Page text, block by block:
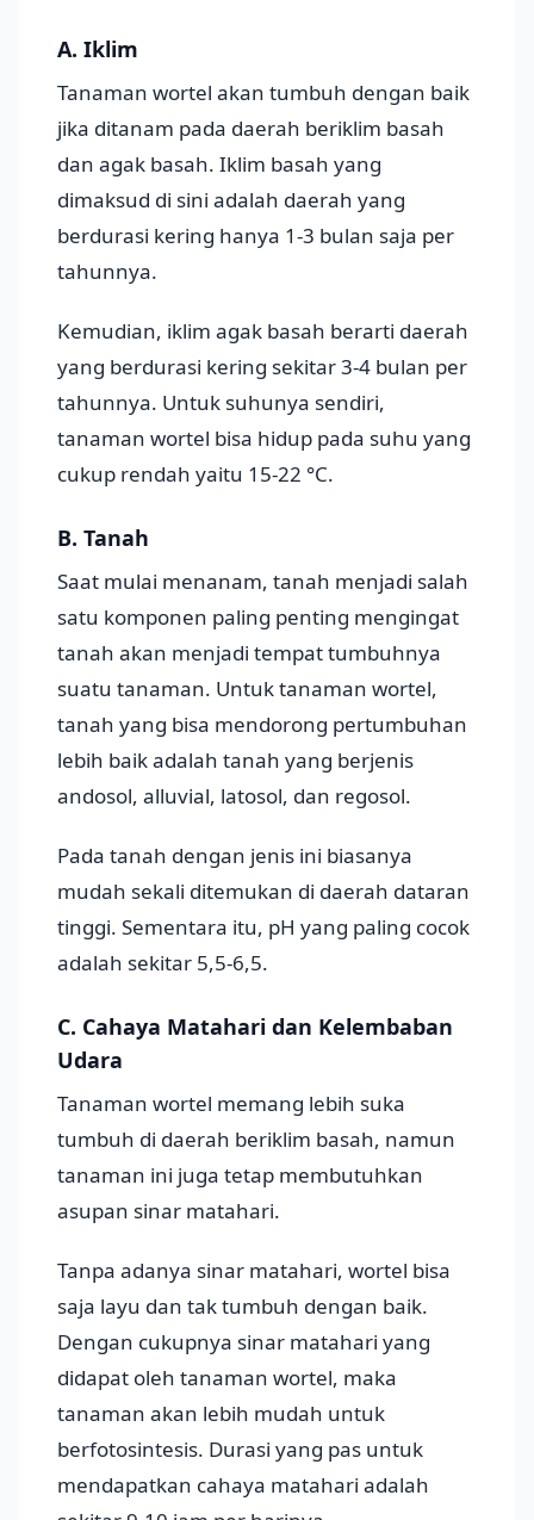
A. Iklim
Tanaman wortel akan tumbuh dengan baik
jika ditanam pada daerah beriklim basah
dan agak basah. Iklim basah yang
dimaksud di sini adalah daerah yang
berdurasi kering hanya 1-3 bulan saja per
tahunnya.
Kemudian, iklim agak basah berarti daerah
yang berdurasi kering sekitar 3-4 bulan per
tahunnya. Untuk suhunya sendiri,
tanaman wortel bisa hidup pada suhu yang
cukup rendah yaitu 15-22 °C.
B. Tanah
Saat mulai menanam, tanah menjadi salah
satu komponen paling penting mengingat
tanah akan menjadi tempat tumbuhnya
suatu tanaman. Untuk tanaman wortel,
tanah yang bisa mendorong pertumbuhan
lebih baik adalah tanah yang berjenis
andosol, alluvial, latosol, dan regosol.
Pada tanah dengan jenis ini biasanya
mudah sekali ditemukan di daerah dataran
tinggi. Sementara itu, pH yang paling cocok
adalah sekitar 5,5-6,5.
C. Cahaya Matahari dan Kelembaban
Udara
Tanaman wortel memang lebih suka
tumbuh di daerah beriklim basah, namun
tanaman ini juga tetap membutuhkan
asupan sinar matahari.
Tanpa adanya sinar matahari, wortel bisa
saja layu dan tak tumbuh dengan baik.
Dengan cukupnya sinar matahari yang
didapat oleh tanaman wortel, maka
tanaman akan lebih mudah untuk
berfotosintesis. Durasi yang pas untuk
mendapatkan cahaya matahari adalah